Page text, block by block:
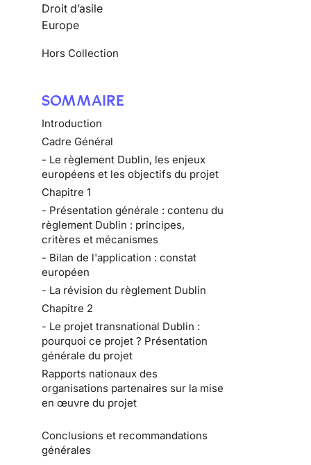
Droit d’asile
Europe
Hors Collection
SOMMAIRE
Introduction
Cadre Général
- Le règlement Dublin, les enjeux
européens et les objectifs du projet
Chapitre 1
- Présentation générale : contenu du
règlement Dublin : principes,
critères et mécanismes
- Bilan de l'application : constat
européen
- La révision du règlement Dublin
Chapitre 2
- Le projet transnational Dublin :
pourquoi ce projet ? Présentation
générale du projet
Rapports nationaux des
organisations partenaires sur la mise
en œuvre du projet
Conclusions et recommandations
générales